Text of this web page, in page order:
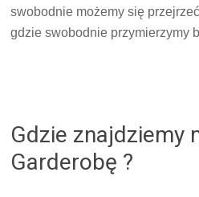
swobodnie możemy się
gdzie swobodnie przymierzymy
Gdzie znajdziemy
Garderobę ?